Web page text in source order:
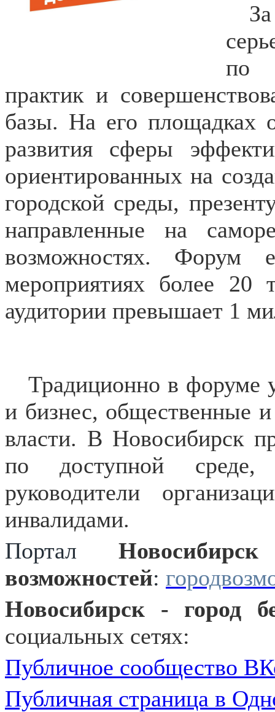
по
практик и
базы. На его площадках
развития сферы
ориентированных на
городской среды,
направленные на
возможностях. Форум
мероприятиях более 20
аудитории превышает 1
Традиционно в форуме
и бизнес, общественные
власти. В Новосибирск
по доступной среде,
руководители
инвалидами.​
Портал
возможностей:
Новосибирск - город
социальных сетях:
Публичное сообщество
Публичная страница в